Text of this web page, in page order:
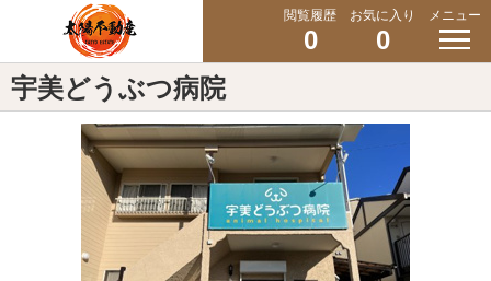
閲覧履歴
0
お気に入り
0
メニュー
宇美どうぶつ病院